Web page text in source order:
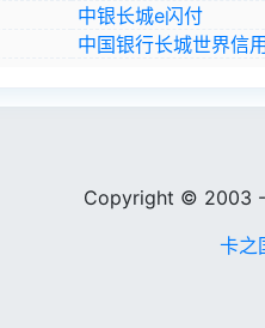
中银长城e闪付
中国银行长城世界信
Copyright © 2003
卡之